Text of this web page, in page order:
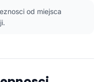
od miejsca